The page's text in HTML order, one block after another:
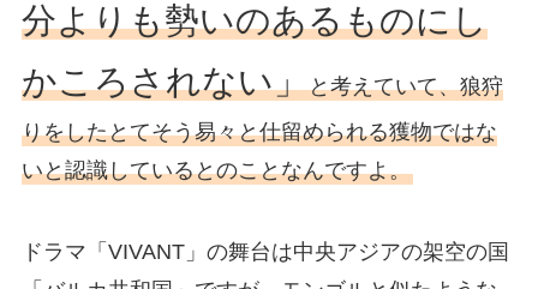
分よりも勢いのあるものにし
かころされない」と考えていて、狼狩
りをしたとてそう易々と仕留められる獲物ではな
いと認識しているとのことなんですよ。
ドラマ「VIVANT」の舞台は中央アジアの架空の国